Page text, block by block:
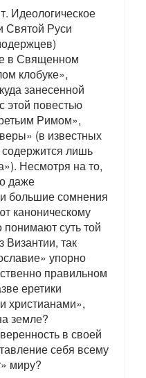
Идеологическое
Святой Руси
в Священном
клобуке»,
занесенной
этой повестью
Римом»,
(в известных
лишь
Несмотря на то,
даже
большие сомнения
каноническому
суть той
Византии, так
упорно
правильном
еретики
христианами»,
земле?
в своей
себя всему
миру?